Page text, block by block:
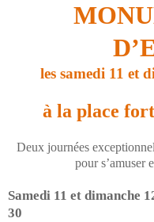
les samedi 11 et
à la place
Deux journées
pour s’amuser
Samedi 11 et dimanche
30